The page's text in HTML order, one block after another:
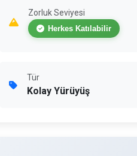
Zorluk Seviyesi
Herkes Katılabilir
Tür
Kolay Yürüyüş